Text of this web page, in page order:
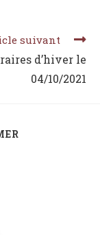
suivant
d’hiver le
04/10/2021